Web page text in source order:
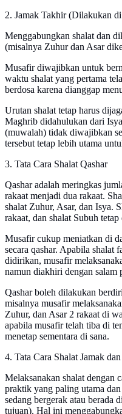
2. Jamak Takhir (Dilakukan
Menggabungkan shalat dan
(misalnya Zuhur dan Asar
Musafir diwajibkan untuk
waktu shalat yang pertama
berdosa karena dianggap
Urutan shalat tetap harus
Maghrib didahulukan dari
(muwalah) tidak diwajibkan
tersebut tetap lebih utama
3. Tata Cara Shalat Qashar
Qashar adalah meringkas
rakaat menjadi dua rakaat.
shalat Zuhur, Asar, dan Isya.
rakaat, dan shalat Subuh tetap
Musafir cukup meniatkan di
secara qashar. Apabila shalat
didirikan, musafir
namun diakhiri dengan salam
Qashar boleh dilakukan
misalnya musafir
Zuhur, dan Asar 2 rakaat di
apabila musafir telah tiba di
menetap sementara di sana.
4. Tata Cara Shalat Jamak
Melaksanakan shalat dengan
praktik yang paling utama
sedang bergerak atau berada
tujuan). Hal ini